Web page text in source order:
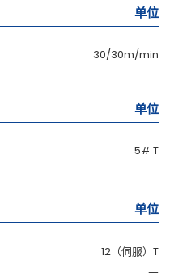
单位
30/30m/min
单位
5# T
单位
12（伺服）T